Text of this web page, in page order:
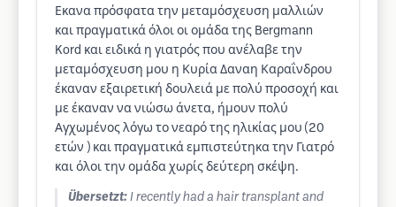
Εκανα πρόσφατα την μεταμόσχευση μαλλιών
και πραγματικά όλοι οι ομάδα της Bergmann
Kord και ειδικά η γιατρός που ανέλαβε την
μεταμόσχευση μου η Κυρία Δαναη Καραΐνδρου
έκαναν εξαιρετική δουλειά με πολύ προσοχή και
με έκαναν να νιώσω άνετα, ήμουν πολύ
Αγχωμένος λόγω το νεαρό της ηλικίας μου (20
ετών ) και πραγματικά εμπιστεύτηκα την Γιατρό
και όλοι την ομάδα χωρίς δεύτερη σκέψη.
Übersetzt: I recently had a hair transplant and